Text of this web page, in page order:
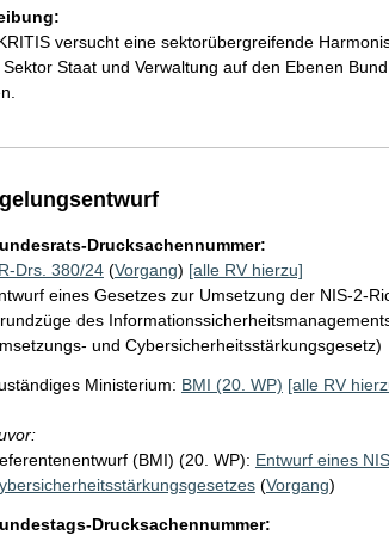
versucht eine sektorübergreifende
Staat und Verwaltung auf den Ebenen
Drucksachennummer:
Drs. 380/24(Vorgang) [alle RV hierzu]
eines Gesetzes zur Umsetzung der NIS-2-
des
und Cybersicherheitsstärkungsgesetz)
Ministerium: BMI (20. WP) [alle RV
(BMI) (20. WP): Entwurf eines
(Vorgang)
Drucksachennummer: